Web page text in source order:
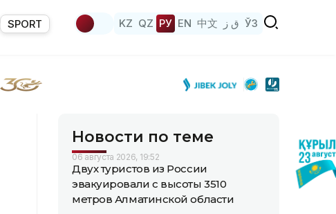
SPORT KZ QZ РУ EN 中文 ق ز ЎЗ
Новости по теме
06 августа 2026, 19:52
Двух туристов из России
эвакуировали с высоты 3510
метров Алматинской области